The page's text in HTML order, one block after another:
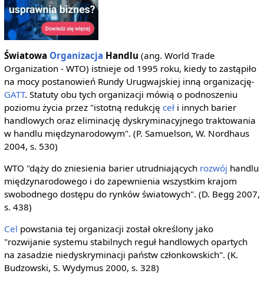
Światowa Organizacja Handlu (ang. World Trade
Organization - WTO) istnieje od 1995 roku, kiedy to zastąpiło
na mocy postanowień Rundy Urugwajskiej inną organizację-
GATT. Statuty obu tych organizacji mówią o podnoszeniu
poziomu życia przez "istotną redukcję cełi innych barier
handlowych oraz eliminację dyskryminacyjnego traktowania
w handlu międzynarodowym". (P. Samuelson, W. Nordhaus
2004, s. 530)
WTO "dąży do zniesienia barier utrudniających rozwój handlu
międzynarodowego i do zapewnienia wszystkim krajom
swobodnego dostępu do rynków światowych". (D. Begg 2007,
s. 438)
Cel powstania tej organizacji został określony jako
"rozwijanie systemu stabilnych reguł handlowych opartych
na zasadzie niedyskryminacji państw członkowskich". (K.
Budzowski, S. Wydymus 2000, s. 328)